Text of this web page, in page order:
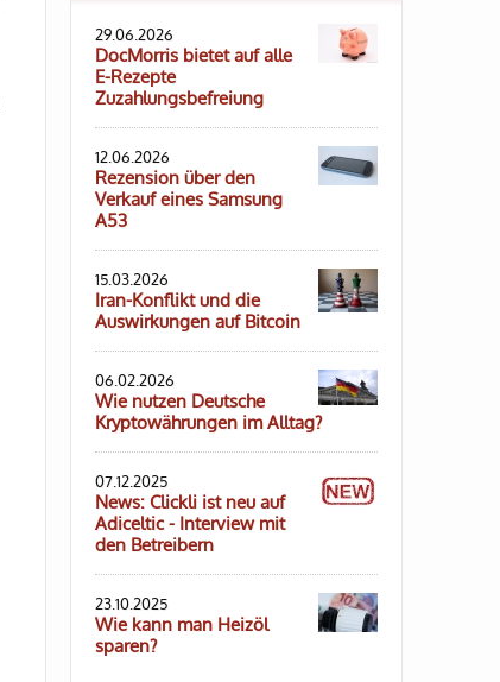
29.06.2026
DocMorris bietet auf alle
E-Rezepte
Zuzahlungsbefreiung
12.06.2026
Rezension über den
Verkauf eines Samsung
A53
15.03.2026
Iran-Konflikt und die
Auswirkungen auf Bitcoin
06.02.2026
Wie nutzen Deutsche
Kryptowährungen im Alltag?
07.12.2025
News: Clickli ist neu auf
Adiceltic - Interview mit
den Betreibern
23.10.2025
Wie kann man Heizöl
sparen?